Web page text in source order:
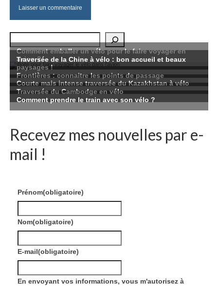
Recevez mes nouvelles par e-
mail !
Prénom(obligatoire)
Nom(obligatoire)
E-mail(obligatoire)
En envoyant vos informations, vous m'autorisez à